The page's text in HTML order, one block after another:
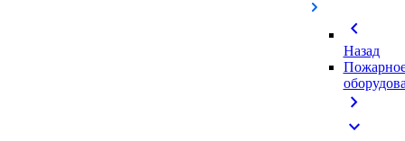
chevron_left
Назад
chevron_right
expand_more